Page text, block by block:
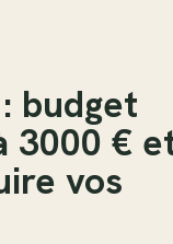
budget
3000 €
vos